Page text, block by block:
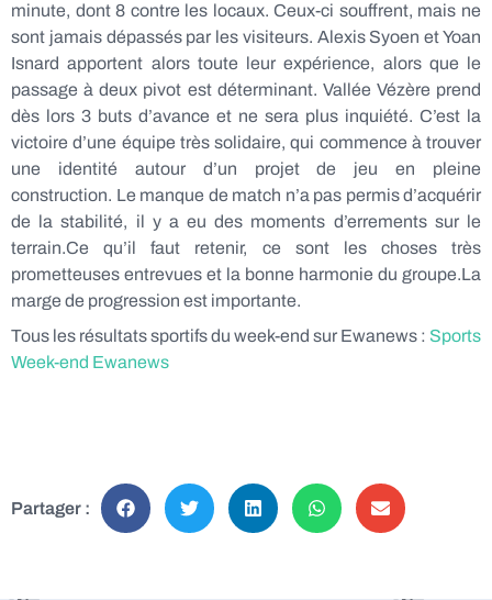
minute, dont 8 contre les locaux. Ceux-ci souffrent, mais ne
sont jamais dépassés par les visiteurs. Alexis Syoen et Yoan
Isnard apportent alors toute leur expérience, alors que le
passage à deux pivot est déterminant. Vallée Vézère prend
dès lors 3 buts d’avance et ne sera plus inquiété. C’est la
victoire d’une équipe très solidaire, qui commence à trouver
une identité autour d’un projet de jeu en pleine
construction. Le manque de match n’a pas permis d’acquérir
de la stabilité, il y a eu des moments d’errements sur le
terrain.Ce qu’il faut retenir, ce sont les choses très
prometteuses entrevues et la bonne harmonie du groupe.La
marge de progression est importante.
Tous les résultats sportifs du week-end sur Ewanews : Sports
Week-end Ewanews
Partager :